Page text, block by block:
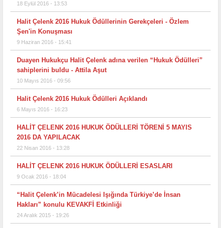
18 Eylül 2016 - 13:53
Halit Çelenk 2016 Hukuk Ödüllerinin Gerekçeleri - Özlem
Şen'in Konuşması
9 Haziran 2016 - 15:41
Duayen Hukukçu Halit Çelenk adına verilen “Hukuk Ödülleri”
sahiplerini buldu - Attila Aşut
10 Mayıs 2016 - 09:56
Halit Çelenk 2016 Hukuk Ödülleri Açıklandı
6 Mayıs 2016 - 16:23
HALİT ÇELENK 2016 HUKUK ÖDÜLLERİ TÖRENİ 5 MAYIS
2016 DA YAPILACAK
22 Nisan 2016 - 13:28
HALİT ÇELENK 2016 HUKUK ÖDÜLLERİ ESASLARI
9 Ocak 2016 - 18:04
“Halit Çelenk’in Mücadelesi Işığında Türkiye’de İnsan
Hakları” konulu KEVAKFİ Etkinliği
24 Aralık 2015 - 19:26